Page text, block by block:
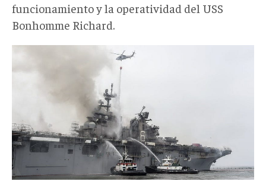
funcionamiento y la operatividad del USS
Bonhomme Richard.